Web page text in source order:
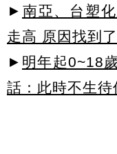
► 南亞、台塑
走高 原因找到了
► 明年起0~18
話：此時不生待